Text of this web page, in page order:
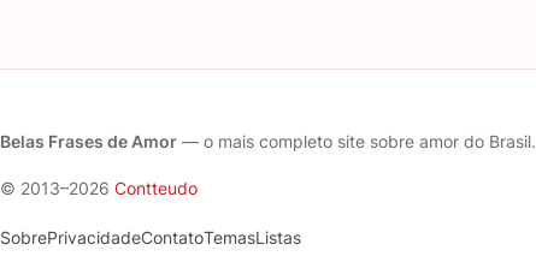
Belas Frases de Amor — o mais completo site sobre amor do Brasil.
© 2013–2026 Contteudo
SobrePrivacidadeContatoTemasListas